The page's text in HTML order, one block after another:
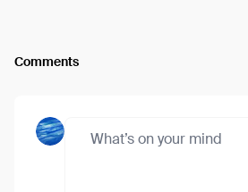
Comments